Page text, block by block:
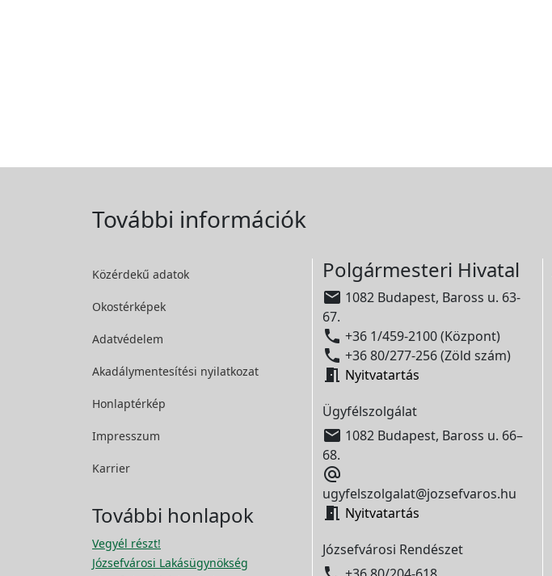
További információk
Közérdekű adatok
Okostérképek
Adatvédelem
Akadálymentesítési nyilatkozat
Honlaptérkép
Impresszum
Karrier
További honlapok
Vegyél részt!
Józsefvárosi Lakásügynökség
Polgármesteri Hivatal
 1082 Budapest, Baross u. 63-
67.
 +36 1/459-2100 (Központ)
 +36 80/277-256 (Zöld szám)
 Nyitvatartás
Ügyfélszolgálat
 1082 Budapest, Baross u. 66–
68.

ugyfelszolgalat@jozsefvaros.hu
 Nyitvatartás
Józsefvárosi Rendészet